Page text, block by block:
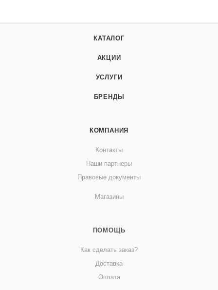
КАТАЛОГ
АКЦИИ
УСЛУГИ
БРЕНДЫ
КОМПАНИЯ
Контакты
Наши партнеры
Правовые документы
Магазины
ПОМОЩЬ
Как сделать заказ?
Доставка
Оплата